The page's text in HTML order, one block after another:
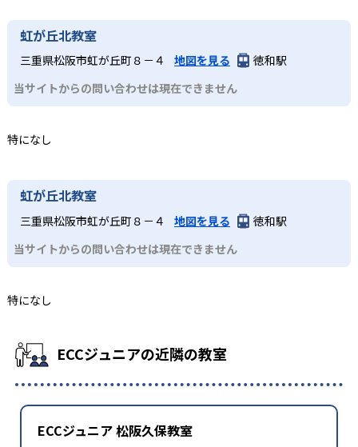
虹が丘北教室
三重県松阪市虹が丘町８－４ 地図を見る
徳和駅
当サイトからの問い合わせは現在できません
特になし
虹が丘北教室
三重県松阪市虹が丘町８－４ 地図を見る
徳和駅
当サイトからの問い合わせは現在できません
特になし
ECCジュニアの近隣の教室
ECCジュニア 松阪久保教室